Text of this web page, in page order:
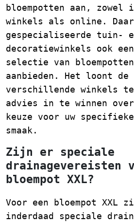
bloempotten aan, zowel
winkels als online.
gespecialiseerde tuin-
decoratiewinkels ook
selectie van bloempotten
aanbieden. Het loont de
verschillende winkels te
advies in te winnen
keuze voor uw
smaak.
Zijn er speciale
drainagevereisten
bloempot XXL?
Voor een bloempot XXL
inderdaad speciale